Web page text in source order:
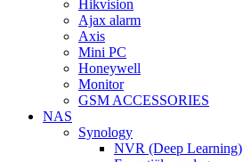
Hikvision
Ajax alarm
Axis
Mini PC
Honeywell
Monitor
GSM ACCESSORIES
NAS
Synology
NVR (Deep Learning)